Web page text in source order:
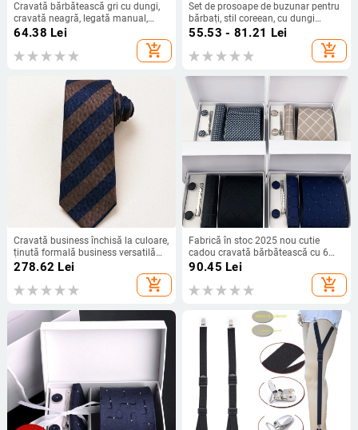
Cravată bărbătească gri cu dungi,
cravată neagră, legată manual,
pentru serviciu, ținută formală de
afaceri, cravată de nuntă pentru
domni
64.38 Lei
add_shopping_cart
Set de prosoape de buzunar pentru
bărbați, stil coreean, cu dungi
britanice, vintage, contrastante,
cravată atmosferică, stil coreean,
pentru afaceri, gentleman, fabrică la
55.53 - 81.21 Lei
add_shopping_cart
Cravată business închisă la culoare,
ținută formală business versatilă
pentru bărbați, costum de nuntă,
banchet, accesorii pentru cămașă,
în cutie
278.62 Lei
add_shopping_cart
Fabrică în stoc 2025 nou cutie
cadou cravată bărbătească cu 6
piese, buzunar cravată prosop guler
90.45 Lei
add_shopping_cart